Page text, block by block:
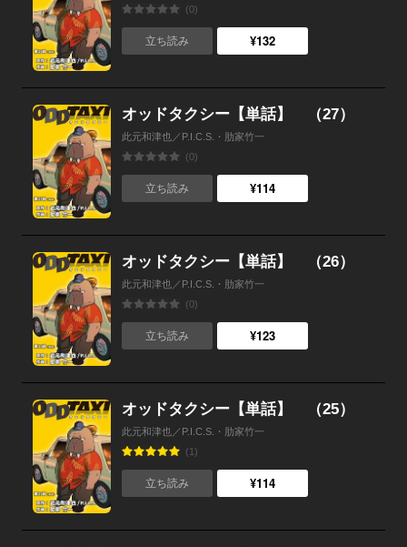
(0)
立ち読み ¥132
オッドタクシー【単話】 （27）
此元和津也／P.I.C.S.・肋家竹一
(0)
立ち読み ¥114
オッドタクシー【単話】 （26）
此元和津也／P.I.C.S.・肋家竹一
(0)
立ち読み ¥123
オッドタクシー【単話】 （25）
此元和津也／P.I.C.S.・肋家竹一
(1)
立ち読み ¥114